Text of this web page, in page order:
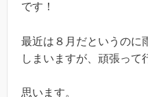
です！
最近は８月だというのに
しまいますが、頑張って
思います。